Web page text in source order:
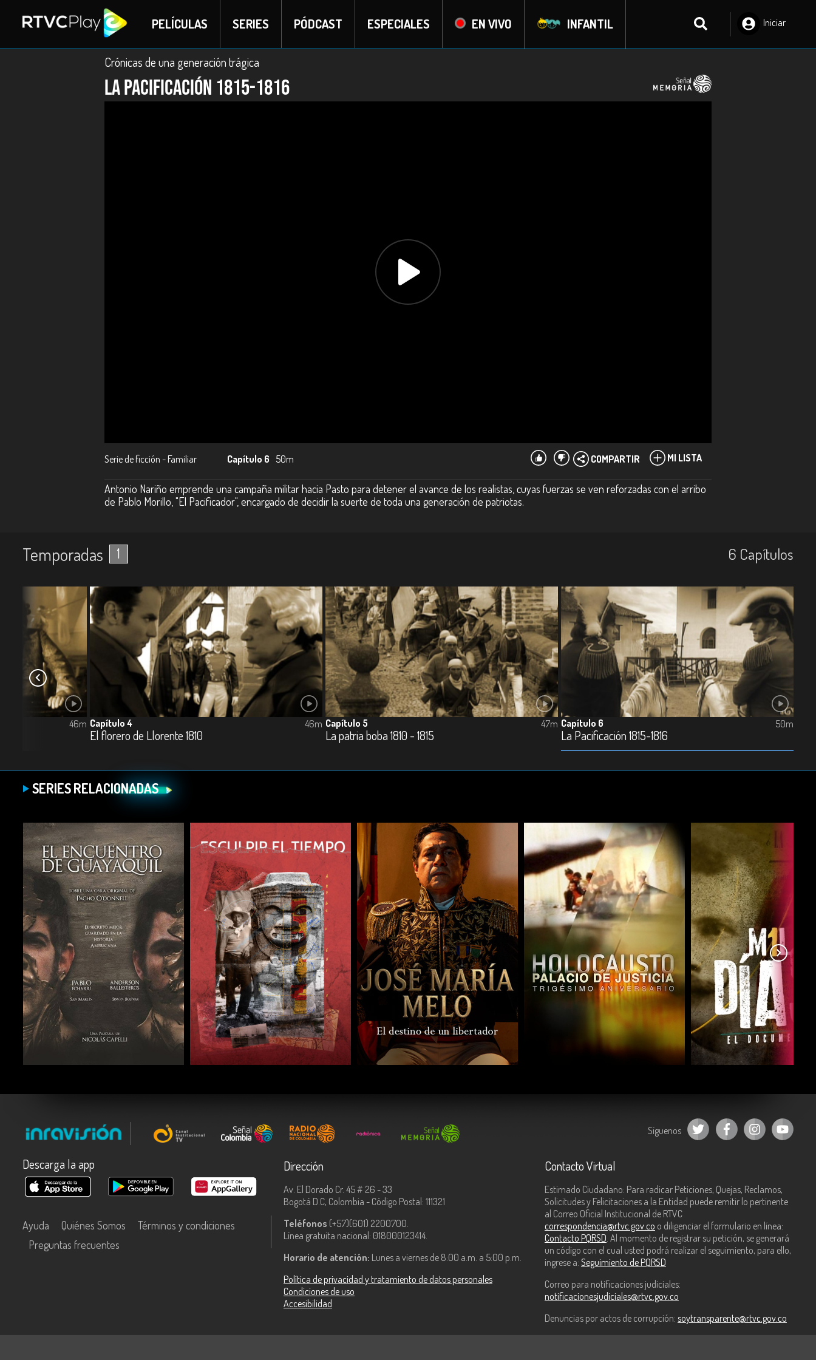
PELÍCULAS SERIES PÓDCAST ESPECIALES EN VIVO INFANTIL
Iniciar
Crónicas de una generación trágica
La Pacificación 1815-1816
Serie de ficción - Familiar Capítulo 6 50m MI LISTA
COMPARTIR
Antonio Nariño emprende una campaña militar hacia Pasto para detener el avance de los realistas, cuyas fuerzas se ven reforzadas con el arribo
de Pablo Morillo, "El Pacificador", encargado de decidir la suerte de toda una generación de patriotas.
Temporadas 1 6 Capí­tulos
46m Capítulo 4
El florero de Llorente 1810
46m Capítulo 5
La patria boba 1810 - 1815
47m Capítulo 6
La Pacificación 1815-1816
50m
SERIES RELACIONADAS
COMPARTIR COMPARTIR COMPARTIR COMPARTIR
Síguenos
Descarga la app
Ayuda Quiénes Somos
Términos y condiciones
Preguntas frecuentes
Dirección
Av. El Dorado Cr. 45 # 26 - 33
Bogotá D.C, Colombia - Código Postal: 111321
Teléfonos (+57)(601) 2200700.
Línea gratuita nacional: 018000123414.
Horario de atención: Lunes a viernes de 8:00 a.m. a 5:00 p.m.
Política de privacidad y tratamiento de datos personales
Condiciones de uso
Accesibilidad
Contacto Virtual
Estimado Ciudadano: Para radicar Peticiones, Quejas, Reclamos,
Solicitudes y Felicitaciones a la Entidad puede remitir lo pertinente
al Correo Oficial Institucional de RTVC
correspondencia@rtvc.gov.co o diligenciar el formulario en línea:
Contacto PQRSD . Al momento de registrar su petición, se generará
un código con el cual usted podrá realizar el seguimiento, para ello,
ingrese a: Seguimiento de PQRSD
Correo para notificaciones judiciales:
notificacionesjudiciales@rtvc.gov.co
Denuncias por actos de corrupción: soytransparente@rtvc.gov.co